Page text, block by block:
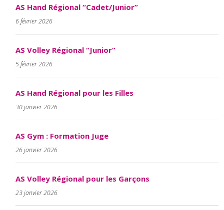
AS Hand Régional “Cadet/Junior”
6 février 2026
AS Volley Régional “Junior”
5 février 2026
AS Hand Régional pour les Filles
30 janvier 2026
AS Gym : Formation Juge
26 janvier 2026
AS Volley Régional pour les Garçons
23 janvier 2026